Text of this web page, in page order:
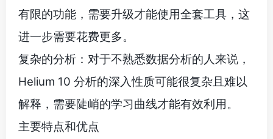
有限的功能，需要升级才能使用全套工具，这
进一步需要花费更多。
复杂的分析：对于不熟悉数据分析的人来说，
Helium 10 分析的深入性质可能很复杂且难以
解释，需要陡峭的学习曲线才能有效利用。
主要特点和优点